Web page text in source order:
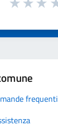
frequenti